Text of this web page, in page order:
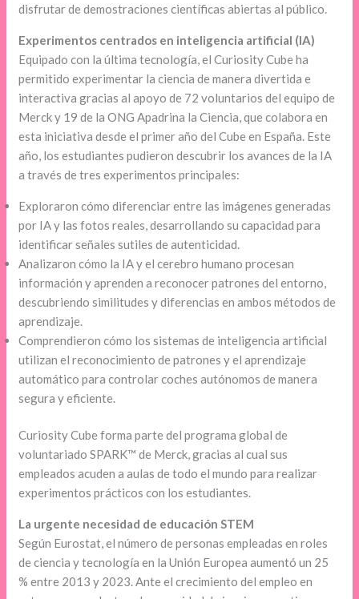
disfrutar de demostraciones científicas abiertas al público.
Experimentos centrados en inteligencia artificial (IA)
Equipado con la última tecnología, el Curiosity Cube ha
permitido experimentar la ciencia de manera divertida e
interactiva gracias al apoyo de 72 voluntarios del equipo de
Merck y 19 de la ONG Apadrina la Ciencia, que colabora en
esta iniciativa desde el primer año del Cube en España. Este
año, los estudiantes pudieron descubrir los avances de la IA
a través de tres experimentos principales:
Exploraron cómo diferenciar entre las imágenes generadas
por IA y las fotos reales, desarrollando su capacidad para
identificar señales sutiles de autenticidad.
Analizaron cómo la IA y el cerebro humano procesan
información y aprenden a reconocer patrones del entorno,
descubriendo similitudes y diferencias en ambos métodos de
aprendizaje.
Comprendieron cómo los sistemas de inteligencia artificial
utilizan el reconocimiento de patrones y el aprendizaje
automático para controlar coches autónomos de manera
segura y eficiente.
Curiosity Cube forma parte del programa global de
voluntariado SPARK™ de Merck, gracias al cual sus
empleados acuden a aulas de todo el mundo para realizar
experimentos prácticos con los estudiantes.
La urgente necesidad de educación STEM
Según Eurostat, el número de personas empleadas en roles
de ciencia y tecnología en la Unión Europea aumentó un 25
% entre 2013 y 2023. Ante el crecimiento del empleo en